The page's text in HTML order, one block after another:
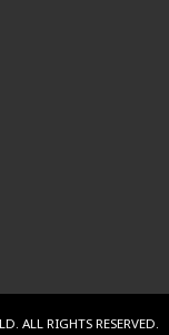
ALL RIGHTS RESERVED.